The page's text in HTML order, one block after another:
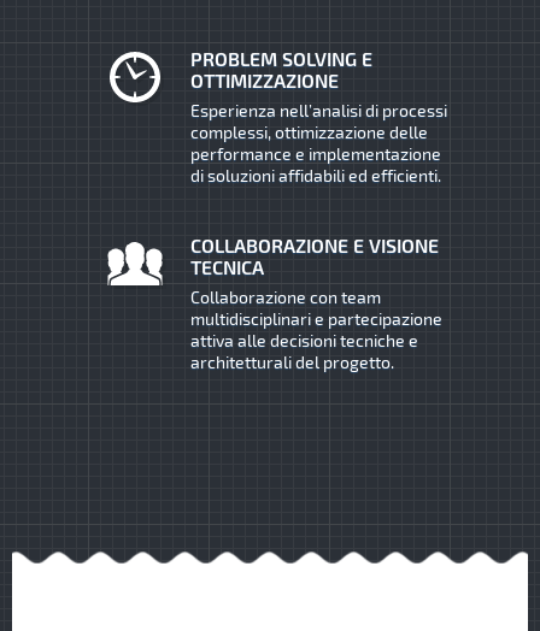
PROBLEM SOLVING E
OTTIMIZZAZIONE
Esperienza nell’analisi di processi
complessi, ottimizzazione delle
performance e implementazione
di soluzioni affidabili ed efficienti.
COLLABORAZIONE E VISIONE
TECNICA
Collaborazione con team
multidisciplinari e partecipazione
attiva alle decisioni tecniche e
architetturali del progetto.